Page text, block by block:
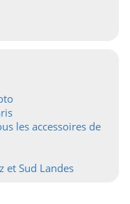
les accessoires de
et Sud Landes